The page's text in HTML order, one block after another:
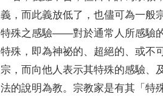
義 ， 而此義放低了 ，也儘可為一般
特殊之感驗——對於通常人所感驗
特殊 ， 即為神祕的、 超絕的、或不
宗 ， 而向他人表示其特殊的感驗、
法的說明為教。宗教家是有其 「特